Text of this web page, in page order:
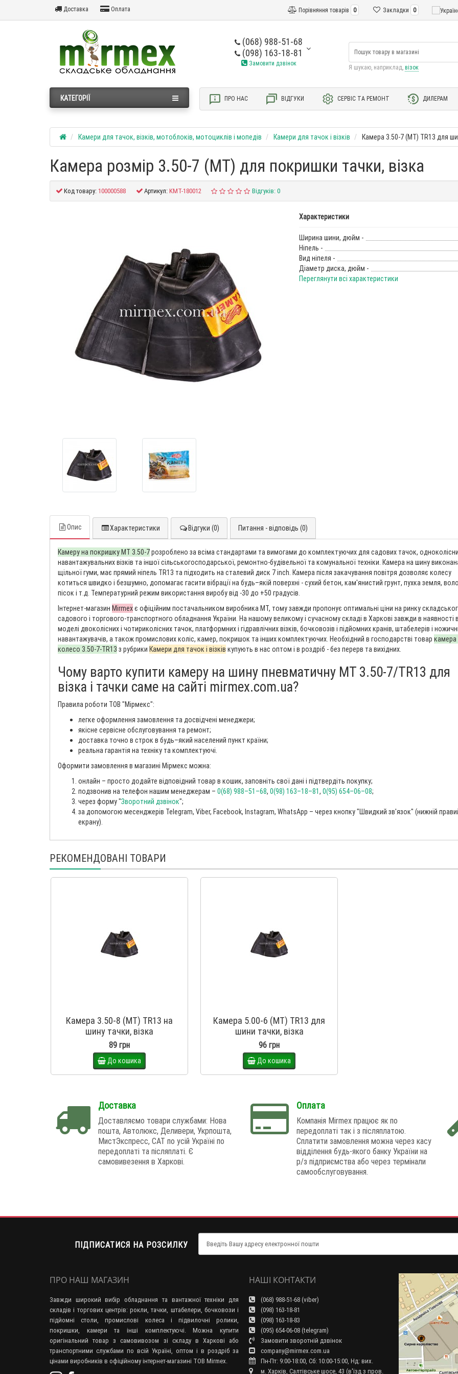
Доставка Оплата Закладки 0
Порівняння товарів 0
(068) 988-51-68
(098) 163-18-81
Замовити дзвінок
Я шукаю, наприклад, візок
КАТЕГОРІЇ ПРО НАС ВІДГУКИ СЕРВІС ТА РЕМОНТ ДИЛЕРАМ
Камери для тачок, візків, мотоблоків, мотоциклів і мопедів Камери для тачок і візків Камера 3.50-7 (MT) TR13 для
Камера розмір 3.50-7 (MT) для покришки тачки, візка
Код товару:100000588 Артикул:KMT-180012 Відгуків: 0
Характеристики
Ширина шини, дюйм -
Ніпель -
Вид ніпеля -
Діаметр диска, дюйм -
Переглянути всі характеристики
Опис Характеристики Відгуки (0) Питання - відповідь (0)
Камеру на покришку MT 3.50-7розроблено за всіма стандартами та вимогами до комплектуючих для садових тачок,
навантажувальних візків та іншої сільськогосподарської, ремонтно-будівельної та комунальної техніки. Камера на шину
щільної гуми, має прямий ніпель TR13 та підходить на сталевий диск 7 inch. Камера після закачування повітря дозволяє колесу
котиться швидко і безшумно, допомагає гасити вібрації на будь–якій поверхні - сухий бетон, кам'янистий грунт, пухка земля,
пісок і т.д. Температурний режим використання виробу від -30 до +50 градусів.
Інтернет-магазин Mirmexє офіційним постачальником виробника MT, тому завжди пропонує оптимальні ціни на ринку
садового і торгового-транспортного обладнання України. На нашому великому і сучасному складі в Харкові завжди в наявності
моделі двоколісних і чотириколісних тачок, платформних і гідравлічних візків, бочковозів і підйомних кранів, штабелерів і
навантажувачів, а також промислових коліс, камер, покришок та інших комплектуючих. Необхідний в господарстві товар камера
колесо 3.50-7-TR13 з рубрики Камери для тачок і візків купують в нас оптом і в роздріб - без перерв та вихідних.
Чому варто купити камеру на шину пневматичну MT 3.50-7/TR13 для
візка і тачки саме на сайті mirmex.com.ua?
Правила роботи ТОВ "Мірмекс":
легке оформлення замовлення та досвідчені менеджери;
якісне сервісне обслуговування та ремонт;
доставка точно в строк в будь–який населений пункт країни;
реальна гарантія на техніку та комплектуючі.
Оформити замовлення в магазині Мірмекс можна:
онлайн – просто додайте відповідний товар в кошик, заповніть свої дані і підтвердіть покупку;
подзвонив на телефон нашим менеджерам – 0(68) 988–51–68, 0(98) 163–18–81, 0(95) 654–06–08;
через форму "Зворотний дзвінок";
за допомогою месенджерів Telegram, Viber, Facebook, Instagram, WhatsApp – через кнопку "Швидкий зв'язок" (нижній
екрану).
РЕКОМЕНДОВАНІ ТОВАРИ
Камера 3.50-8 (MT) TR13 на
шину тачки, візка
89 грн
До кошика
Камера 5.00-6 (MT) TR13 для
шини тачки, візка
96 грн
До кошика
Доставка
Доставляємо товари службами: Нова
пошта, Автолюкс, Деливери, Укрпошта,
МистЭкспресс, САТ по усій Україні по
передоплаті та післяплаті. Є
самовивезення в Харкові.
Оплата
Компанія Mirmex працює як по
передоплаті так і з післяплатою.
Сплатити замовлення можна через касу
відділення будь-якого банку України на
р/з підприємства або через термінали
самообслуговування.
ПІДПИСАТИСЯ НА РОЗСИЛКУ
ПРО НАШ МАГАЗИН
Завжди широкий вибір обладнання та вантажної техніки для
складів і торгових центрів: рокли, тачки, штабелери, бочковози і
підйомні столи, промислові колеса і підвилочні ролики,
покришки, камери та інші комплектуючі. Можна купити
оригінальний товар з самовивозом зі складу в Харкові або
транспортними службами по всій Україні, оптом і в роздріб за
цінами виробників в офіційному інтернет-магазині ТОВ Mirmex.
НАШІ КОНТАКТИ
(068) 988-51-68 (viber)
(098) 163-18-81
(098) 163-18-83
(095) 654-06-08 (telegram)
Замовити зворотній дзвінок
company@mirmex.com.ua
Пн-Пт: 9:00-18:00, Сб: 10:00-15:00, Нд: вих.
м. Харків, Салтівське шосе, 43 (в'їзд з пров.